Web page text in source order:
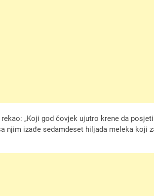
„Koji god čovjek ujutro krene da
izađe sedamdeset hiljada meleka koji